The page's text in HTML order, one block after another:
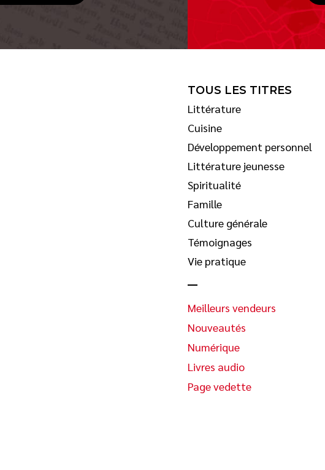
TOUS LES TITRES
Littérature
Cuisine
Développement personnel
Littérature jeunesse
Spiritualité
Famille
Culture générale
Témoignages
Vie pratique
Meilleurs vendeurs
Nouveautés
Numérique
Livres audio
Page vedette